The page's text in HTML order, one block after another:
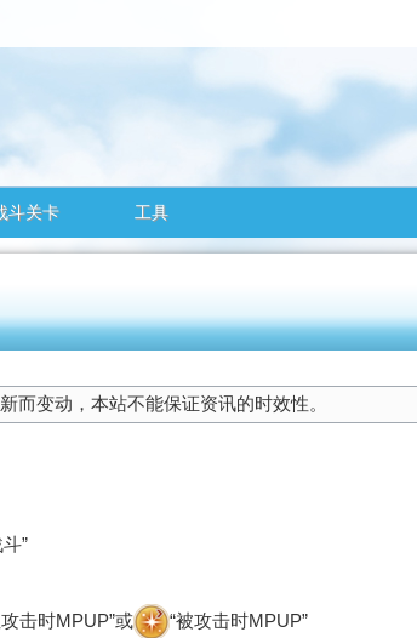
斗关卡 工具
而变动，本站不能保证资讯的时效性。
”
击时MPUP”或 “被攻击时MPUP”